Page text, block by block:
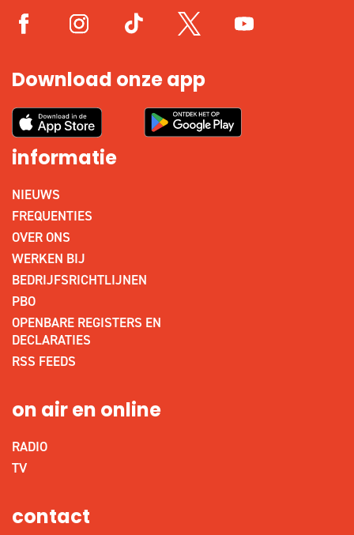
Download onze app
informatie
NIEUWS
FREQUENTIES
OVER ONS
WERKEN BIJ
BEDRIJFSRICHTLIJNEN
PBO
OPENBARE REGISTERS EN
DECLARATIES
RSS FEEDS
on air en online
RADIO
TV
contact